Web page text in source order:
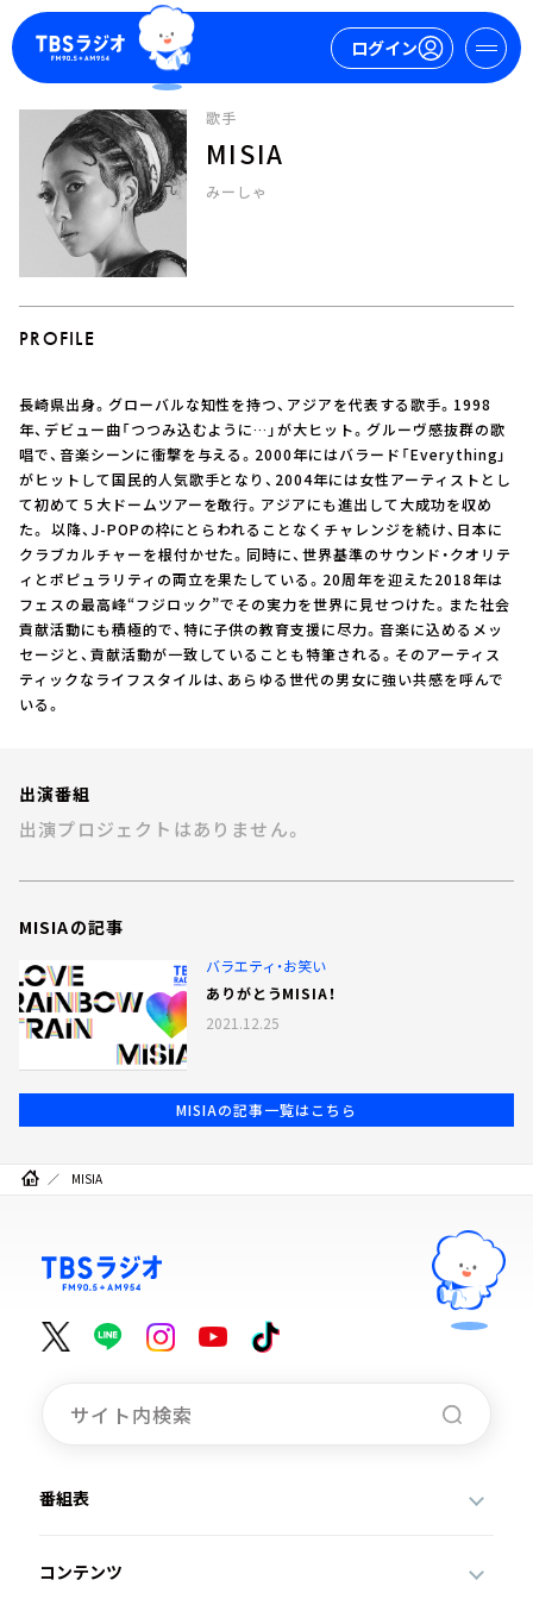
ログイン
マイページ
ログイン
今日の番組表
週間番組表
トピックス
TBS Podcast
お知らせ
イベント・グッズ
YouTube
会社情報
歌手
MISIA
みーしゃ
PROFILE
長崎県出身。グローバルな知性を持つ、アジアを代表する歌手。1998
年、デビュー曲「つつみ込むように…」が大ヒット。グルーヴ感抜群の歌
唱で、音楽シーンに衝撃を与える。2000年にはバラード「Everything」
がヒットして国民的人気歌手となり、2004年には女性アーティストとし
て初めて５大ドームツアーを敢行。アジアにも進出して大成功を収め
た。 以降、J-POPの枠にとらわれることなくチャレンジを続け、日本に
クラブカルチャーを根付かせた。同時に、世界基準のサウンド・クオリテ
ィとポピュラリティの両立を果たしている。20周年を迎えた2018年は
フェスの最高峰“フジロック”でその実力を世界に見せつけた。また社会
貢献活動にも積極的で、特に子供の教育支援に尽力。音楽に込めるメッ
セージと、貢献活動が一致していることも特筆される。そのアーティス
ティックなライフスタイルは、あらゆる世代の男女に強い共感を呼んで
いる。
出演番組
出演プロジェクトはありません。
MISIAの記事
バラエティ・お笑い
ありがとうMISIA！
2021.12.25
MISIAの記事一覧はこちら
MISIA
番組表
コンテンツ